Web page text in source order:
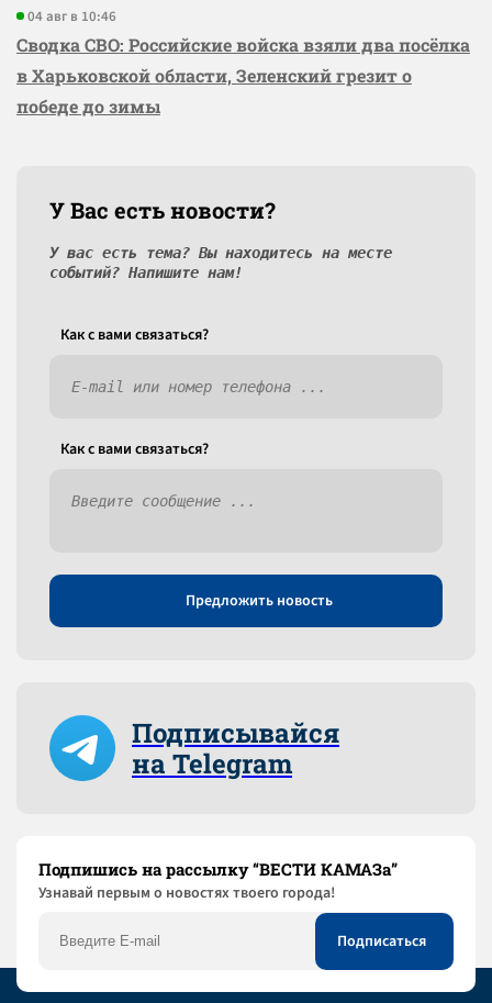
04 авг в 10:46
Сводка СВО: Российские войска взяли два посёлка
в Харьковской области, Зеленский грезит о
победе до зимы
У Вас есть новости?
У вас есть тема? Вы находитесь на месте
событий? Напишите нам!
Как c вами связаться?
Как c вами связаться?
Предложить новость
Подписывайся
на Telegram
Подпишись на рассылку “ВЕСТИ КАМАЗа”
Узнaвай первым о новостях твоего города!